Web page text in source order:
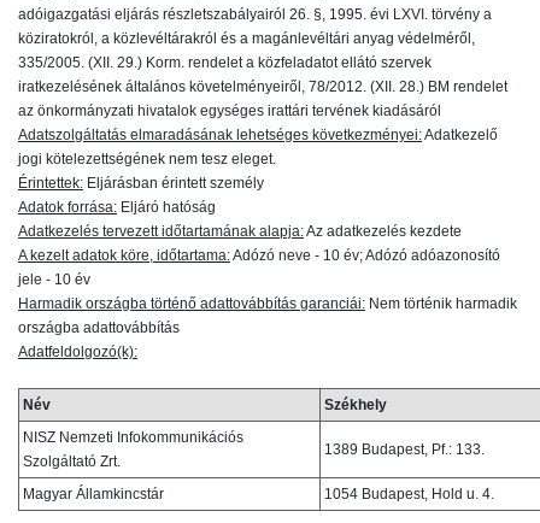
adóigazgatási eljárás részletszabályairól 26. §, 1995. évi LXVI. törvény a
köziratokról, a közlevéltárakról és a magánlevéltári anyag védelméről,
335/2005. (XII. 29.) Korm. rendelet a közfeladatot ellátó szervek
iratkezelésének általános követelményeiről, 78/2012. (XII. 28.) BM rendelet
az önkormányzati hivatalok egységes irattári tervének kiadásáról
Adatszolgáltatás elmaradásának lehetséges következményei:Adatkezelő
jogi kötelezettségének nem tesz eleget.
Érintettek: Eljárásban érintett személy
Adatok forrása: Eljáró hatóság
Adatkezelés tervezett időtartamának alapja:Az adatkezelés kezdete
A kezelt adatok köre, időtartama:Adózó neve - 10 év; Adózó adóazonosító
jele - 10 év
Harmadik országba történő adattovábbítás garanciái: Nem történik harmadik
országba adattovábbítás
Adatfeldolgozó(k):
Név
Székhely
NISZ Nemzeti Infokommunikációs
Szolgáltató Zrt.
1389 Budapest, Pf.: 133.
Magyar Államkincstár 1054 Budapest, Hold u. 4.